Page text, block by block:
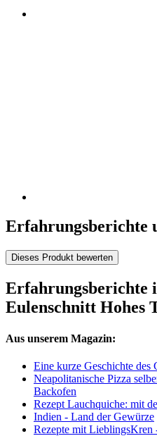
Erfahrungsberichte
Dieses Produkt bewerten
Erfahrungsberichte
Eulenschnitt Hohes
Aus unserem Magazin:
Eine kurze Geschichte des
Neapolitanische Pizza
Backofen
Rezept Lauchquiche: mit
Indien - Land der Gewürze
Rezepte mit LieblingsKren